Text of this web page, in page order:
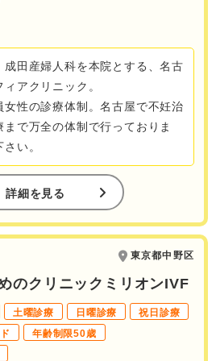
田産婦人科を本院とする、名古
アクリニック。
女性の診療体制。名古屋で不妊治
で万全の体制で行っておりま
い。
詳細を見る
東京都中野区
のクリニックミリオンIVF
土曜診療 日曜診療
祝日診療
年齢制限50歳